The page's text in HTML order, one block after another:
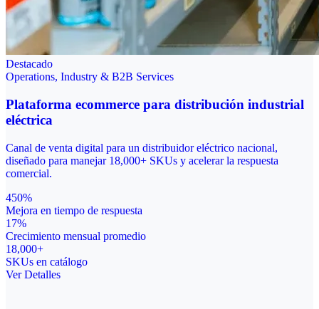
Destacado
Operations, Industry & B2B Services
Plataforma ecommerce para distribución industrial
eléctrica
Canal de venta digital para un distribuidor eléctrico nacional,
diseñado para manejar 18,000+ SKUs y acelerar la respuesta
comercial.
450%
Mejora en tiempo de respuesta
17%
Crecimiento mensual promedio
18,000+
SKUs en catálogo
Ver Detalles